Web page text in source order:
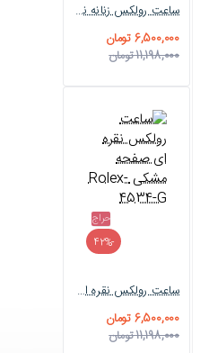
ساعت رولکس زنانه نقره ای صفحه مشکی Rolex-4533-M-L
6,500,000 تومان
11,198,000 تومان
حراج
-42%
ساعت رولکس نقره ای صفحه مشکی Rolex-4534-G
6,500,000 تومان
11,198,000 تومان